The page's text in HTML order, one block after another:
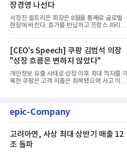
장경영 나선다
서정진 셀트리온 회장은 8월을 통째로 글로벌
현장에 바친다. 휴가를 반납하고 프랑스 파리에
[CEO's Speech] 쿠팡 김범석 의장
"성장 흐름은 변하지 않았다"
개인정보 유출 사태로 상장 이후 최대 적자를 기
록한 쿠팡은 고객 지출은 회복됐으며 사고 이전
epic-Company
고려아연, 사상 최대 상반기 매출 12
조 돌파